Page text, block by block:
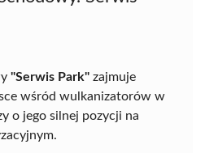
"Serwis Park" zajmuje
wśród wulkanizatorów w
o jego silnej pozycji na